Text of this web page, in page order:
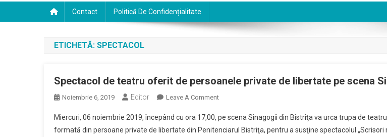
Contact Politică De Confidențialitate
ETICHETĂ: SPECTACOL
Spectacol de teatru oferit de persoanele private de libertate pe scena
Noiembrie 6, 2019 Editor Leave A CommentOn
De
Teatru
Miercuri, 06 noiembrie 2019, începând cu ora 17,00, pe scena Sinagogii din Bistriţa va urca trupa de teatru
formată din persoane private de libertate din Penitenciarul Bistriţa, pentru a susţine spectacolul „Scrisori